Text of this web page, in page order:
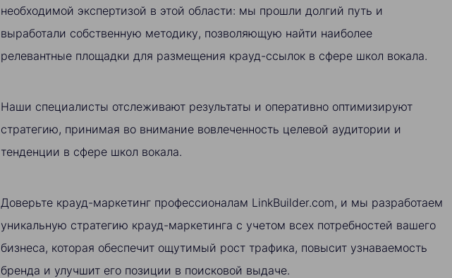
необходимой экспертизой в этой области: мы прошли долгий путь и
выработали собственную методику, позволяющую найти наиболее
релевантные площадки для размещения крауд-ссылок в сфере школ вокала.
Наши специалисты отслеживают результаты и оперативно оптимизируют
стратегию, принимая во внимание вовлеченность целевой аудитории и
тенденции в сфере школ вокала.
Доверьте крауд-маркетинг профессионалам LinkBuilder.com, и мы разработаем
уникальную стратегию крауд-маркетинга с учетом всех потребностей вашего
бизнеса, которая обеспечит ощутимый рост трафика, повысит узнаваемость
бренда и улучшит его позиции в поисковой выдаче.